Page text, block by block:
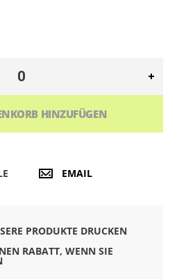
HINZUFÜGEN
EMAIL
PRODUKTE DRUCKEN
RABATT, WENN SIE